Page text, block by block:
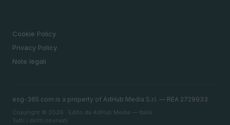
Cookie Policy
Privacy Policy
Note legali
esg-365.com is a property of AdHub Media S.r.l. — REA 2729933
Copyright © 2026 · Edito da AdHub Media — Italia
Tutti i diritti riservati